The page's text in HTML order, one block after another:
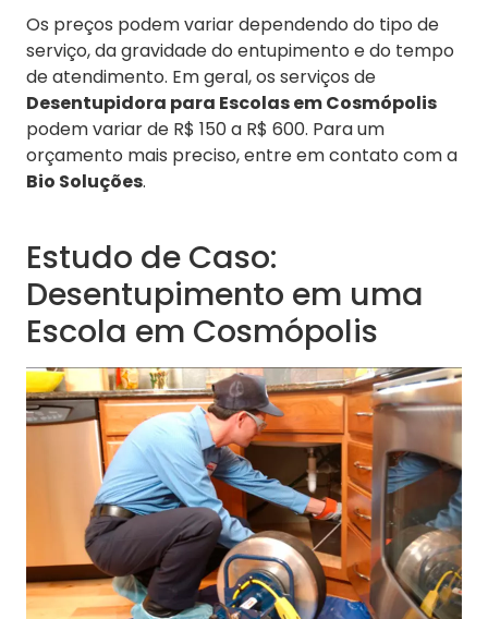
Os preços podem variar dependendo do tipo de
serviço, da gravidade do entupimento e do tempo
de atendimento. Em geral, os serviços de
Desentupidora para Escolas em Cosmópolis
podem variar de R$ 150 a R$ 600. Para um
orçamento mais preciso, entre em contato com a
Bio Soluções.
Estudo de Caso:
Desentupimento em uma
Escola em Cosmópolis